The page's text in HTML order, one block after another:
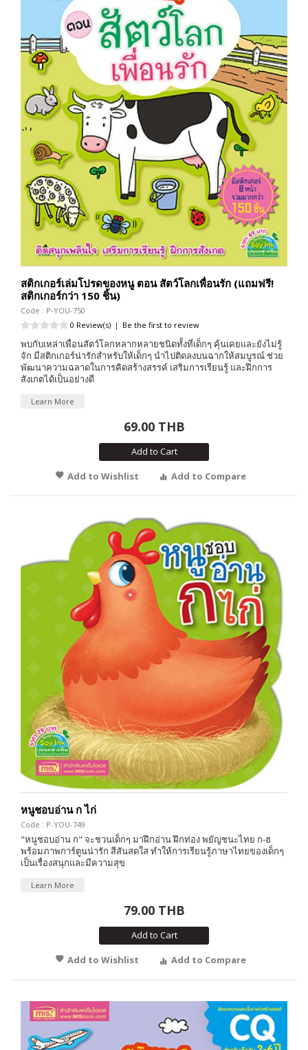
สติกเกอร์เล่มโปรดของหนู ตอน สัตว์โลกเพื่อนรัก (แถมฟรี!
สติกเกอร์กว่า 150 ชิ้น)
Code : P-YOU-750
0 Review(s) | Be the first to review
พบกับเหล่าเพื่อนสัตว์โลกหลากหลายชนิดทั้งที่เด็กๆ คุ้นเคยและยังไม่รู้
จัก มีสติกเกอร์น่ารักสำหรับให้เด็กๆ นำไปติดลงบนฉากให้สมบูรณ์ ช่วย
พัฒนาความฉลาดในการคิดสร้างสรรค์ เสริมการเรียนรู้ และฝึกการ
สังเกตได้เป็นอย่างดี
Learn More
69.00 THB
Add to Cart
Add to Wishlist
Add to Compare
หนูชอบอ่าน ก ไก่
Code : P-YOU-749
"หนูชอบอ่าน ก" จะชวนเด็กๆ มาฝึกอ่าน ฝึกท่อง พยัญชนะไทย ก-ฮ
พร้อมภาพการ์ตูนน่ารัก สีสันสดใส ทำให้การเรียนรู้ภาษาไทยของเด็กๆ
เป็นเรื่องสนุกและมีความสุข
Learn More
79.00 THB
Add to Cart
Add to Wishlist
Add to Compare